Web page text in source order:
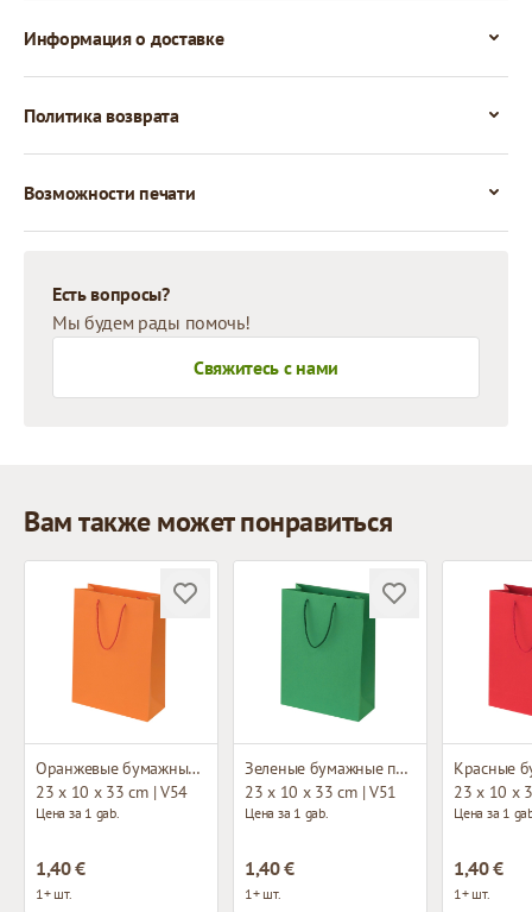
Информация о доставке
Политика возврата
Возможности печати
Есть вопросы?
Мы будем рады помочь!
Свяжитесь с нами
Вам также может понравиться
Оранжевые бумажные пакеты с тканевыми ручками
23 x 10 x 33 cm | V54
Цена за 1 gab.
1,40 €
1+ шт.
Зеленые бумажные пакеты с тканевыми ручками
23 x 10 x 33 cm | V51
Цена за 1 gab.
1,40 €
1+ шт.
23 x 10 x
Цена за 1
1,40 €
1+ шт.